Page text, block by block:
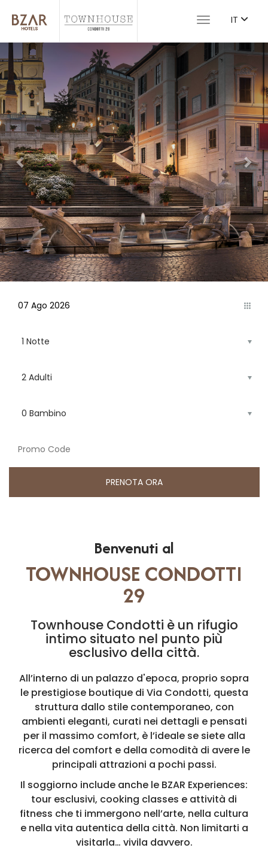
ToggleIT
Previous
Benvenuti al
TOWNHOUSE CONDOTTI
29
Townhouse Condotti è un rifugio
intimo situato nel punto più
esclusivo della città.
All’interno di un palazzo d'epoca, proprio sopra
le prestigiose boutique di Via Condotti, questa
struttura dallo stile contemporaneo, con
ambienti eleganti, curati nei dettagli e pensati
per il massimo comfort, è l’ideale se siete alla
ricerca del comfort e della comodità di avere le
principali attrazioni a pochi passi.
Il soggiorno include anche le BZAR Experiences:
tour esclusivi, cooking classes e attività di
fitness che ti immergono nell’arte, nella cultura
e nella vita autentica della città. Non limitarti a
visitarla… vivila davvero.